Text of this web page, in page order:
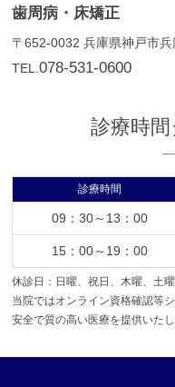
〒652-0032兵庫県神戸市
TEL.078-531-0600
診療時
診療時間
09：30～13：00
15：00～19：00
休診日：日曜、祝日、木曜、土
当院ではオンライン資格確認等
安全で質の高い医療を提供いたし